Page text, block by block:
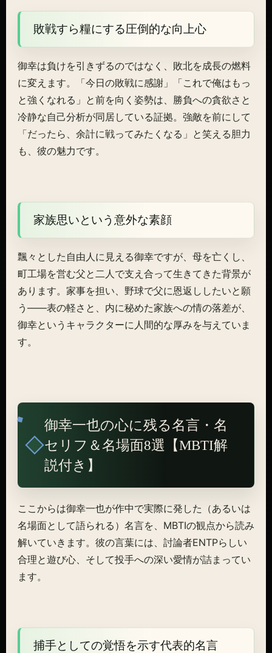
敗戦すら糧にする圧倒的な向上心
御幸は負けを引きずるのではなく、敗北を成長の燃料
に変えます。「今日の敗戦に感謝」「これで俺はもっ
と強くなれる」と前を向く姿勢は、勝負への貪欲さと
冷静な自己分析が同居している証拠。強敵を前にして
「だったら、余計に戦ってみたくなる」と笑える胆力
も、彼の魅力です。
家族思いという意外な素顔
飄々とした自由人に見える御幸ですが、母を亡くし、
町工場を営む父と二人で支え合って生きてきた背景が
あります。家事を担い、野球で父に恩返ししたいと願
う——表の軽さと、内に秘めた家族への情の落差が、
御幸というキャラクターに人間的な厚みを与えていま
す。
御幸一也の心に残る名言・名
セリフ＆名場面8選【MBTI解
説付き】
ここからは御幸一也が作中で実際に発した（あるいは
名場面として語られる）名言を、MBTIの観点から読み
解いていきます。彼の言葉には、討論者ENTPらしい
合理と遊び心、そして投手への深い愛情が詰まってい
ます。
捕手としての覚悟を示す代表的名言